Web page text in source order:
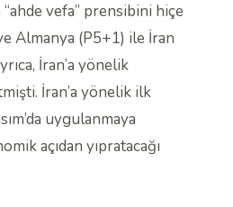
vefa” prensibini hiçe
Almanya (P5+1) ile İran
İran’a yönelik
İran’a yönelik ilk
uygulanmaya
açıdan yıpratacağı